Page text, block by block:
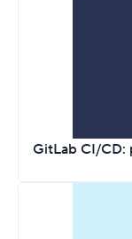
GitLab CI/CD: